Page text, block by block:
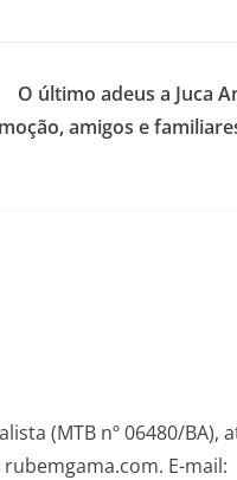
O último adeus a Juca
amigos e
(MTB nº 06480/BA),
E-mail: